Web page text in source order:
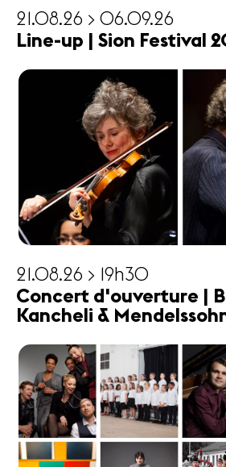
21.08.26 > 06.09.26
Line-up | Sion Festival
21.08.26 > 19h30
Concert d'ouverture |
Kancheli &